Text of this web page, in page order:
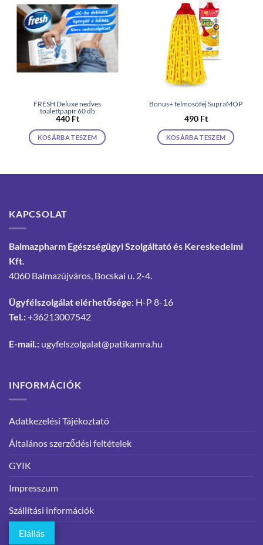
FRESH Deluxe nedves
toalettpapír 60 db
440 Ft
KOSÁRBA TESZEM
Bonus+ felmosófej SupraMOP
490 Ft
KOSÁRBA TESZEM
KAPCSOLAT
Balmazpharm Egészségügyi Szolgáltató és Kereskedelmi
Kft.
4060 Balmazújváros, Bocskai u. 2-4.
Ügyfélszolgálat elérhetősége: H-P 8-16
Tel.:+36213007542
E-mail.: ugyfelszolgalat@patikamra.hu
INFORMÁCIÓK
Adatkezelési Tájékoztató
Általános szerződési feltételek
GYIK
Impresszum
Szállítási információk
Elállás